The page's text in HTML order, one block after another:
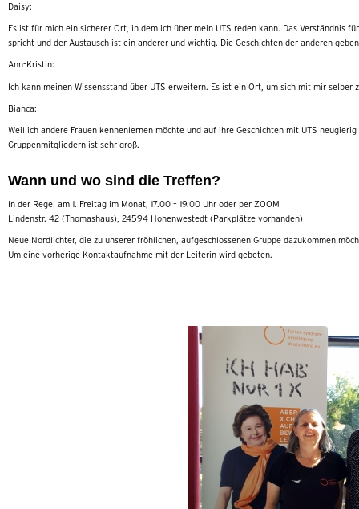
Daisy:
Es ist für mich ein sicherer Ort, in dem ich über mein UTS reden kann. Das Verständnis
spricht und der Austausch ist ein anderer und wichtig. Die Geschichten der anderen
Ann-Kristin:
Ich kann meinen Wissensstand über UTS erweitern. Es ist ein Ort, um sich mit mir
Bianca:
Weil ich andere Frauen kennenlernen möchte und auf ihre Geschichten mit UTS
Gruppenmitgliedern ist sehr groß.
Wann und wo sind die Treffen?
In der Regel am 1. Freitag im Monat, 17.00 – 19.00 Uhr oder per ZOOM
Lindenstr. 42 (Thomashaus), 24594 Hohenwestedt (Parkplätze vorhanden)
Neue Nordlichter, die zu unserer fröhlichen, aufgeschlossenen Gruppe dazukommen
Um eine vorherige Kontaktaufnahme mit der Leiterin wird gebeten.